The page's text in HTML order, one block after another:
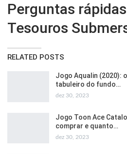
Perguntas
Tesouros
RELATED POSTS
Jogo Aqualin (2020):
tabuleiro do fundo…
dez 30, 2023
Jogo Toon Ace
comprar e quanto…
dez 30, 2023